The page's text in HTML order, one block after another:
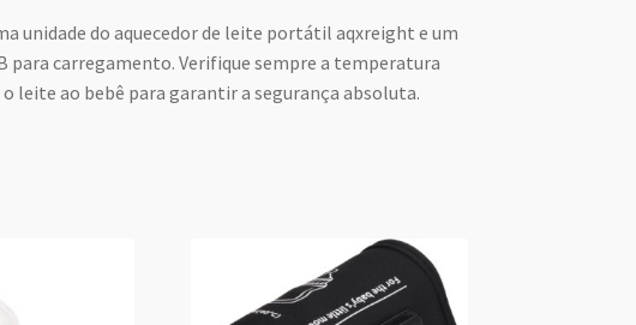
unidade do aquecedor de leite portátil aqxreight e um
para carregamento. Verifique sempre a temperatura
leite ao bebê para garantir a segurança absoluta.